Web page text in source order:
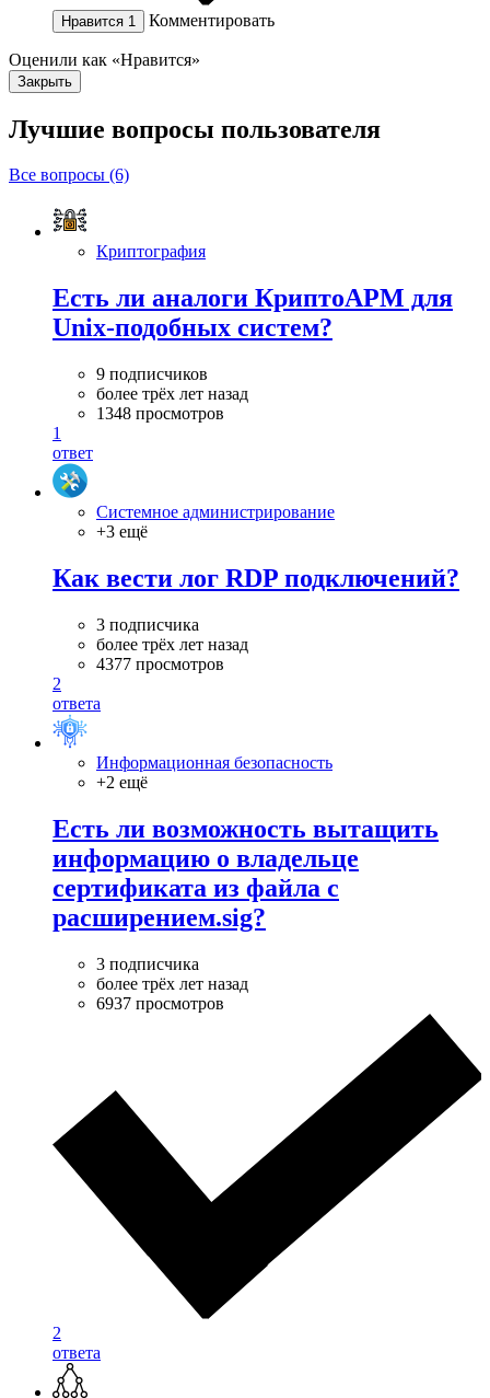
Нравится 1 Комментировать
Оценили как «Нравится»
Закрыть
Лучшие вопросы пользователя
Все вопросы (6)
Криптография
Есть ли аналоги КриптоАРМ для
Unix-подобных систем?
9 подписчиков
более трёх лет назад
1348 просмотров
1
ответ
Системное администрирование
+3 ещё
Как вести лог RDP подключений?
3 подписчика
более трёх лет назад
4377 просмотров
2
ответа
Информационная безопасность
+2 ещё
Есть ли возможность вытащить
информацию о владельце
сертификата из файла с
расширением.sig?
3 подписчика
более трёх лет назад
6937 просмотров
2
ответа